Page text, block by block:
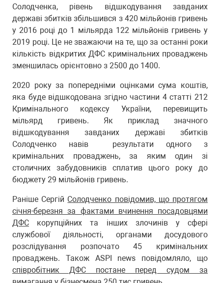
Солодченка, рівень відшкодування завданих
державі збитків збільшився з 420 мільйонів гривень
у 2016 році до 1 мільярда 122 мільйонів гривень у
2019 році. Це не зважаючи на те, що за останні роки
кількість відкритих ДФС кримінальних проваджень
зменшилась орієнтовно з 2500 до 1400.
2020 року за попередніми оцінками сума коштів,
яка буде відшкодована згідно частини 4 статті 212
Кримінального кодексу України, перевищить
мільярд гривень. Як приклад значного
відшкодування завданих державі збитків
Солодченко навів результати одного з
кримінальних проваджень, за яким один зі
столичних забудовників сплатив цього року до
бюджету 29 мільйонів гривень.
Раніше Сергій Солодченко повідомив, що протягом
січня-березня за фактами вчинення посадовцями
ДФС корупційних та інших злочинів у сфері
службової діяльності, органами досудового
розслідування розпочато 45 кримінальних
проваджень. Також ASPI news повідомляло, що
співробітник ДФС постане перед судом за